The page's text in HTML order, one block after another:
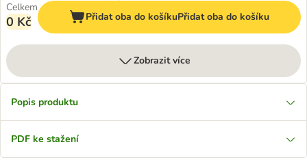
Celkem
0 Kč Přidat oba do košíkuPřidat oba do košíku
Zobrazit více
Popis produktu
PDF ke stažení